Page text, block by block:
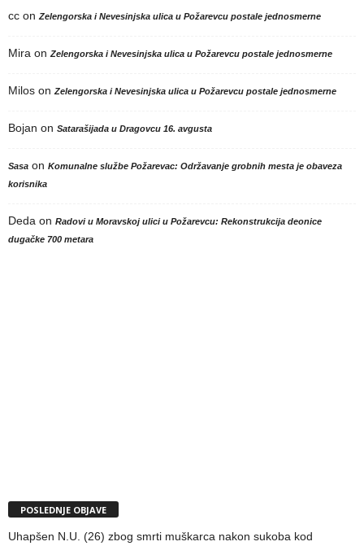
cc on Zelengorska i Nevesinjska ulica u Požarevcu postale jednosmerne
Mira on Zelengorska i Nevesinjska ulica u Požarevcu postale jednosmerne
Milos on Zelengorska i Nevesinjska ulica u Požarevcu postale jednosmerne
Bojan on Satarašijada u Dragovcu 16. avgusta
Sasa on Komunalne službe Požarevac: Održavanje grobnih mesta je obaveza
korisnika
Deda on Radovi u Moravskoj ulici u Požarevcu: Rekonstrukcija deonice
dugačke 700 metara
POSLEDNJE OBJAVE
Uhapšen N.U. (26) zbog smrti muškarca nakon sukoba kod